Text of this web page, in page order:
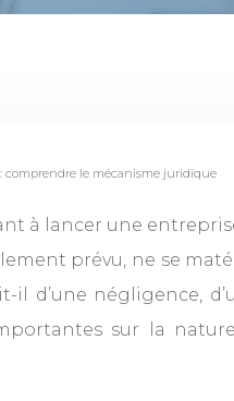
comprendre le mécanisme juridique
à lancer une
prévu, ne se
il d’une négligence,
sur la